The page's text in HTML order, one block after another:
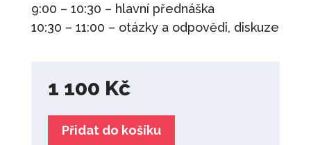
9:00 – 10:30 – hlavní přednáška
10:30 – 11:00 – otázky a odpovědi, diskuze
1 100 Kč
Přidat do košíku